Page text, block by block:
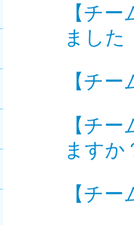
【チ
まし
【チ
【チ
ます
【チ